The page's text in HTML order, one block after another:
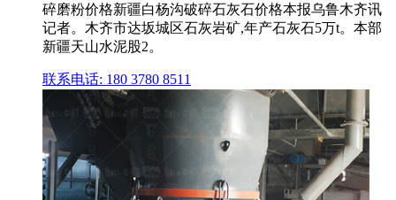
碎磨粉价格新疆白杨沟破碎石灰石价格本报乌鲁木齐讯
记者。木齐市达坂城区石灰岩矿,年产石灰石5万t。本部
新疆天山水泥股2。
联系电话: 180 3780 8511